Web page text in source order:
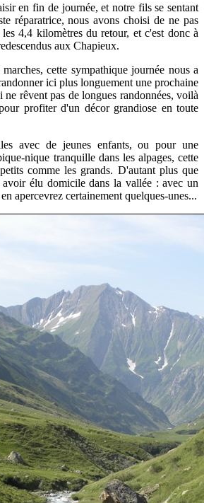
en fin de journée, et notre fils se sentant
réparatrice, nous avons choisi de ne pas
4,4 kilomètres du retour, et c'est donc à
aux Chapieux.
cette sympathique journée nous a
ici plus longuement une prochaine
rêvent pas de longues randonnées, voilà
profiter d'un décor grandiose en toute
avec de jeunes enfants, ou pour une
nique tranquille dans les alpages, cette
comme les grands. D'autant plus que
avoir élu domicile dans la vallée : avec un
apercevrez certainement quelques-unes...